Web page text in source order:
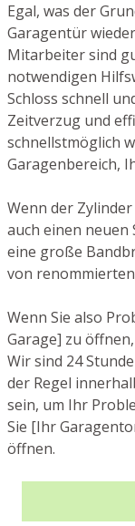
Egal, was der
Garagentür
Mitarbeiter sind
notwendigen
Schloss schnell
Zeitverzug und
schnellstmöglich
Garagenbereich,
Wenn der
auch einen neuen
eine große
von
Wenn Sie also
Garage] zu
Wir sind 24
der Regel
sein, um Ihr
Sie [Ihr
öffnen.